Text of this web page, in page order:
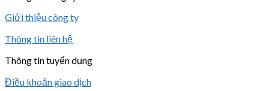
Giới thiệu công ty
Thông tin liên hệ
Thông tin tuyển dụng
Điều khoản giao dịch